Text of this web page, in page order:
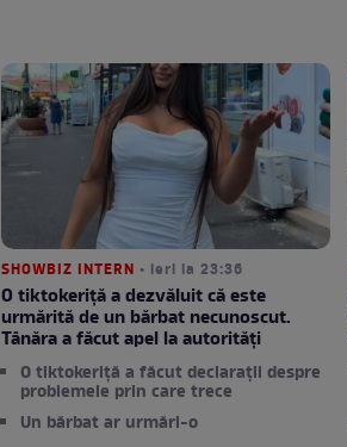
SHOWBIZ INTERN • ieri la 23:36
O tiktokeriță a dezvăluit că este
urmărită de un bărbat necunoscut.
Tânăra a făcut apel la autorități
O tiktokeriță a făcut declarații despre
problemele prin care trece
Un bărbat ar urmări-o